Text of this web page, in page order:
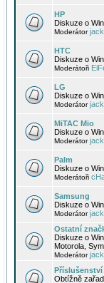
HP
Diskuze o
Moderátor
HTC
Diskuze o
Moderátoři
LG
Diskuze o
Moderátor
MiTAC Mio
Diskuze o
Moderátor
Palm
Diskuze o
Moderátoři
Samsung
Diskuze o
Moderátor
Ostatní
Diskuze o
Motorola,
Moderátor
Příslušenství
Obtížně